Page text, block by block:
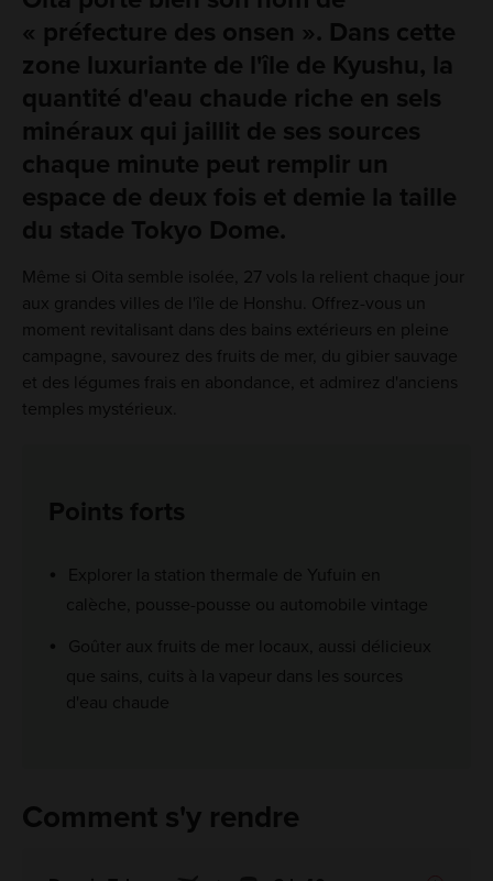
« préfecture des onsen ». Dans cette
zone luxuriante de l'île de Kyushu, la
quantité d'eau chaude riche en sels
minéraux qui jaillit de ses sources
chaque minute peut remplir un
espace de deux fois et demie la taille
du stade Tokyo Dome.
Même si Oita semble isolée, 27 vols la relient chaque jour
aux grandes villes de l'île de Honshu. Offrez-vous un
moment revitalisant dans des bains extérieurs en pleine
campagne, savourez des fruits de mer, du gibier sauvage
et des légumes frais en abondance, et admirez d'anciens
temples mystérieux.
Points forts
Explorer la station thermale de Yufuin en
calèche, pousse-pousse ou automobile vintage
Goûter aux fruits de mer locaux, aussi délicieux
que sains, cuits à la vapeur dans les sources
d'eau chaude
Comment s'y rendre